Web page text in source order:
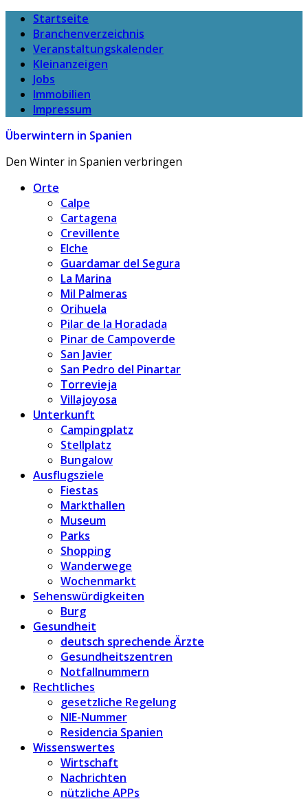
Startseite
Branchenverzeichnis
Veranstaltungskalender
Kleinanzeigen
Jobs
Immobilien
Impressum
Überwintern in Spanien
Den Winter in Spanien verbringen
Orte
Calpe
Cartagena
Crevillente
Elche
Guardamar del Segura
La Marina
Mil Palmeras
Orihuela
Pilar de la Horadada
Pinar de Campoverde
San Javier
San Pedro del Pinartar
Torrevieja
Villajoyosa
Unterkunft
Campingplatz
Stellplatz
Bungalow
Ausflugsziele
Fiestas
Markthallen
Museum
Parks
Shopping
Wanderwege
Wochenmarkt
Sehenswürdigkeiten
Burg
Gesundheit
deutsch sprechende Ärzte
Gesundheitszentren
Notfallnummern
Rechtliches
gesetzliche Regelung
NIE-Nummer
Residencia Spanien
Wissenswertes
Wirtschaft
Nachrichten
nützliche APPs